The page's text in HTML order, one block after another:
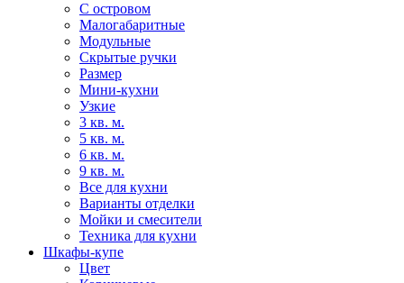
С островом
Малогабаритные
Модульные
Скрытые ручки
Размер
Мини-кухни
Узкие
3 кв. м.
5 кв. м.
6 кв. м.
9 кв. м.
Все для кухни
Варианты отделки
Мойки и смесители
Техника для кухни
Шкафы-купе
Цвет